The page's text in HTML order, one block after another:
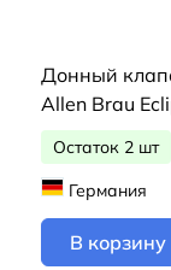
Донный
Allen Brau
Остаток 2 шт
Германия
В корзину